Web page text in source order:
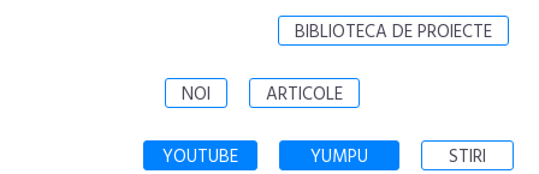
BIBLIOTECA DE PROIECTE
NOI ARTICOLE
YOUTUBE YUMPU STIRI